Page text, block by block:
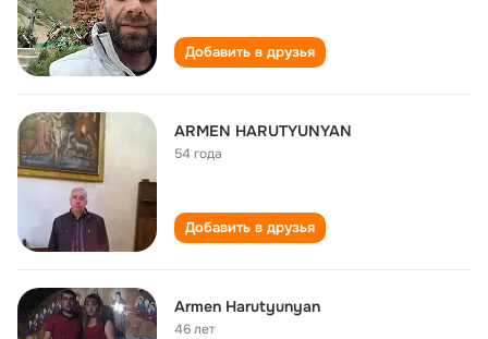
Добавить в друзья
ARMEN HARUTYUNYAN
54 года
Добавить в друзья
Armen Harutyunyan
46 лет